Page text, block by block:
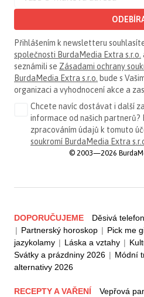
Přihlášením k newsletteru
společnosti BurdaMedia Extra s.r.o.
seznámili se Zásadami ochrany
BurdaMedia Extra s.r.o. bude s
organizaci a vyhodnocení akce a
Chcete navíc dostávat i další
informace od našich partnerů?
zpracováním údajů k tomuto
soukromí BurdaMedia Extra
© 2003—2026
DOPORUČUJEME Děsivá
| Partnerský horoskop | Pick me
jazykolamy | Láska a vztahy |
Svátky a prázdniny 2026 | Módní
alternativy 2026
RECEPTY A VAŘENÍ Vepřová